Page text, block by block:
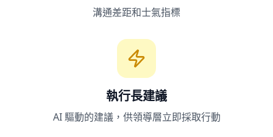
溝通差距和士氣指標
執行長建議
AI 驅動的建議，供領導層立即採取行動